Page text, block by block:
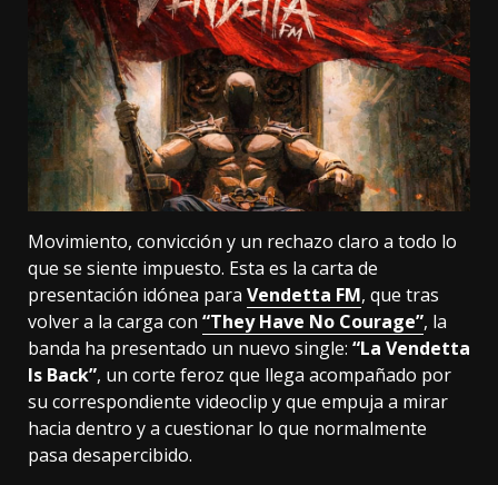
Movimiento, convicción y un rechazo claro a todo lo
que se siente impuesto. Esta es la carta de
presentación idónea para Vendetta FM, que tras
volver a la carga con “They Have No Courage”, la
banda ha presentado un nuevo single: “La Vendetta
Is Back”, un corte feroz que llega acompañado por
su correspondiente videoclip y que empuja a mirar
hacia dentro y a cuestionar lo que normalmente
pasa desapercibido.